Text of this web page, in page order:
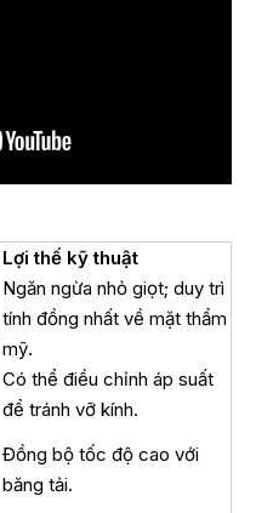
Lợi thế kỹ thuật
Ngăn ngừa nhỏ giọt; duy trì
tính đồng nhất về mặt thẩm
mỹ.
Có thể điều chỉnh áp suất
để tránh vỡ kính.
Đồng bộ tốc độ cao với
băng tải.